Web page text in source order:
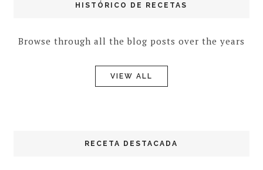
HISTÓRICO DE RECETAS
Browse through all the blog posts over the years
VIEW ALL
RECETA DESTACADA